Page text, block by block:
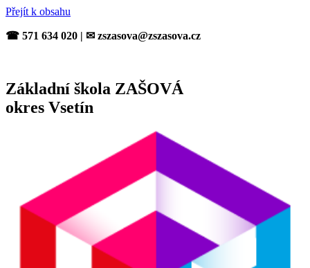
Přejít k obsahu
☎ 571 634 020 | ✉ zszasova@zszasova.cz
Základní škola ZAŠOVÁ
okres Vsetín